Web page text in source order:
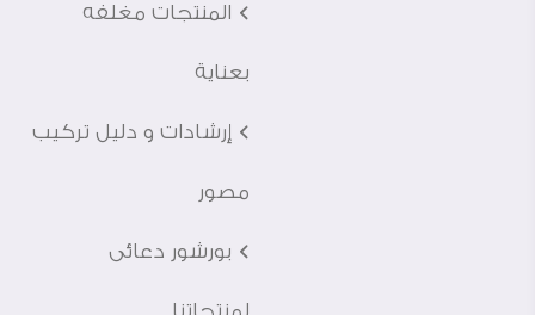
Ö المنتجات مغلفه
بعناية
Ö إرشادات و دليل تركيب
مصور
Ö بورشور دعائى